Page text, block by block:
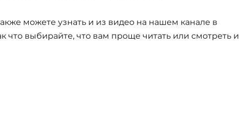
можете узнать и из видео на нашем канале в
что выбирайте, что вам проще читать или смотреть и